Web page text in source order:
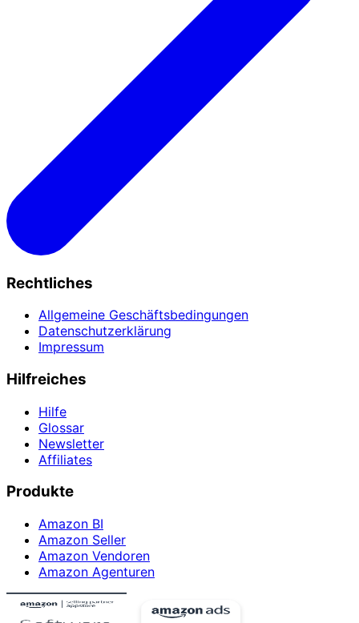
Rechtliches
Allgemeine Geschäftsbedingungen
Datenschutzerklärung
Impressum
Hilfreiches
Hilfe
Glossar
Newsletter
Affiliates
Produkte
Amazon BI
Amazon Seller
Amazon Vendoren
Amazon Agenturen